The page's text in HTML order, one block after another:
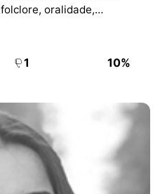
oralidade,
1 10%